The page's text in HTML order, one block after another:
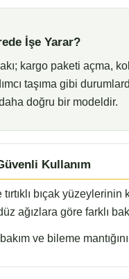
İşe Yarar?
kargo paketi açma,
taşıma gibi
doğru bir modeldir.
Kullanım
tırtıklı bıçak
düz ağızlara göre farklı
bakım ve bileme